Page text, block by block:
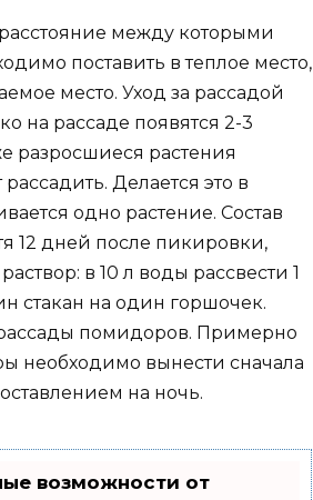
между которыми
поставить в теплое место,
место. Уход за рассадой
на рассаде появятся 2-3
разросшиеся растения
Делается это в
одно растение. Состав
12 дней после пикировки,
в 10 л воды рассвести 1
стакан на один горшочек.
помидоров. Примерно
необходимо вынести сначала
на ночь.
возможности от